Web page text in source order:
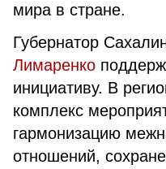
мира в стране.
Губернатор
Лимаренко
инициативу. В
комплекс
гармонизацию
отношений,